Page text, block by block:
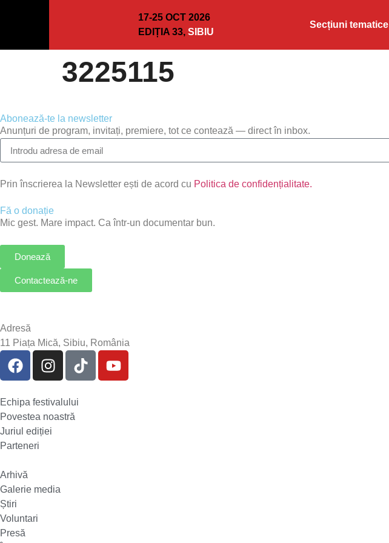
17-25 OCT 2026
EDIȚIA 33,SIBIU
Secțiuni tematice
3225115
Abonează-te la newsletter
Anunțuri de program, invitați, premiere, tot ce contează — direct în inbox.
Prin înscrierea la Newsletter ești de acord cu Politica de confidențialitate.
Fă o donație
Mic gest. Mare impact. Ca într-un documentar bun.
Donează
Contactează-ne
Adresă
11 Piața Mică, Sibiu, România
Echipa festivalului
Povestea noastră
Juriul ediției
Parteneri
Arhivă
Galerie media
Știri
Voluntari
Presă